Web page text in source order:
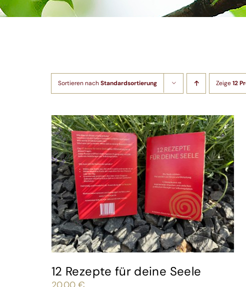
Sortieren nachStandardsortierung Zeige12
12 Rezepte für deine Seele